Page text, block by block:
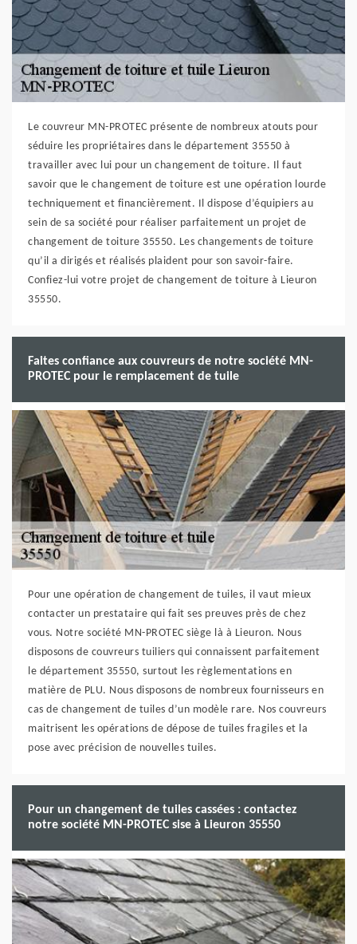
Le couvreur MN-PROTEC présente de nombreux atouts pour
séduire les propriétaires dans le département 35550 à
travailler avec lui pour un changement de toiture. Il faut
savoir que le changement de toiture est une opération lourde
techniquement et financièrement. Il dispose d’équipiers au
sein de sa société pour réaliser parfaitement un projet de
changement de toiture 35550. Les changements de toiture
qu’il a dirigés et réalisés plaident pour son savoir-faire.
Confiez-lui votre projet de changement de toiture à Lieuron
35550.
Faites confiance aux couvreurs de notre société MN-
PROTEC pour le remplacement de tuile
Pour une opération de changement de tuiles, il vaut mieux
contacter un prestataire qui fait ses preuves près de chez
vous. Notre société MN-PROTEC siège là à Lieuron. Nous
disposons de couvreurs tuiliers qui connaissent parfaitement
le département 35550, surtout les règlementations en
matière de PLU. Nous disposons de nombreux fournisseurs en
cas de changement de tuiles d’un modèle rare. Nos couvreurs
maitrisent les opérations de dépose de tuiles fragiles et la
pose avec précision de nouvelles tuiles.
Pour un changement de tuiles cassées : contactez
notre société MN-PROTEC sise à Lieuron 35550